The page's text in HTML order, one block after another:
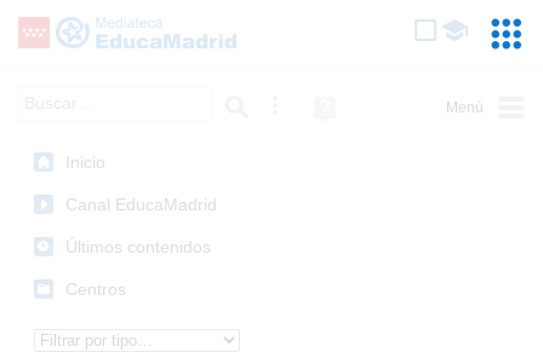
Saltar navegación
Inicio
Canal EducaMadrid
Últimos contenidos
Centros